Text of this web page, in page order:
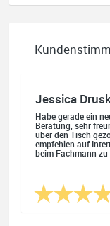
Jessica
Habe gerade ein
Beratung, sehr
über den Tisch
empfehlen auf
beim Fachmann zu